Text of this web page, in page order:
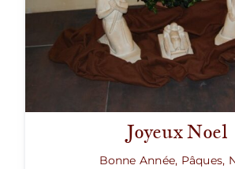
Joyeux Noel
Bonne Année, Pâques,